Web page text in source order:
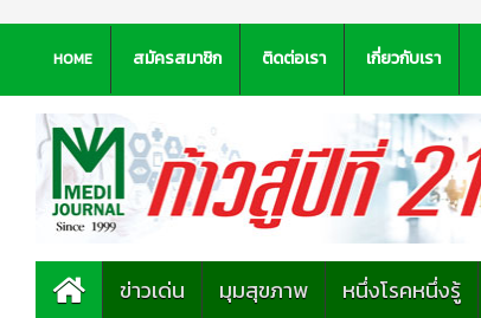
HOME สมัครสมาชิก ติดต่อเรา เกี่ยวกับเรา
ข่าวเด่น มุมสุขภาพ หนึ่งโรคหนึ่งรู้